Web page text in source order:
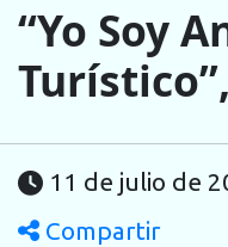
“Yo Soy
11 de julio de
Compartir